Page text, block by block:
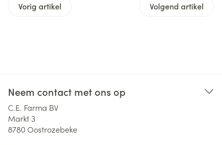
Vorig artikel Volgend artikel
Neem contact met ons op
C.E. Farma BV
Markt 3
8780Oostrozebeke